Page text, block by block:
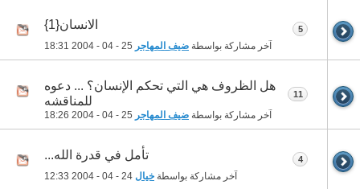
الانسان{1}
آخر مشاركة بواسطة ضيف المهاجر 18:31
5
هل الظروف هي التي تحكم الإنسان؟ ... دعوه
للمناقشه
آخر مشاركة بواسطة ضيف المهاجر 18:26
11
تأمل في قدرة الله...
آخر مشاركة بواسطة خيال 12:33
4